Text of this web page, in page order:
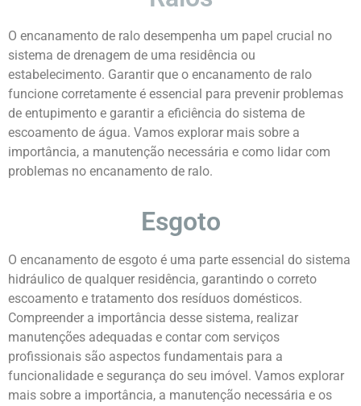
O encanamento de ralo desempenha um papel crucial no
sistema de drenagem de uma residência ou
estabelecimento. Garantir que o encanamento de ralo
funcione corretamente é essencial para prevenir problemas
de entupimento e garantir a eficiência do sistema de
escoamento de água. Vamos explorar mais sobre a
importância, a manutenção necessária e como lidar com
problemas no encanamento de ralo.
Esgoto
O encanamento de esgoto é uma parte essencial do sistema
hidráulico de qualquer residência, garantindo o correto
escoamento e tratamento dos resíduos domésticos.
Compreender a importância desse sistema, realizar
manutenções adequadas e contar com serviços
profissionais são aspectos fundamentais para a
funcionalidade e segurança do seu imóvel. Vamos explorar
mais sobre a importância, a manutenção necessária e os